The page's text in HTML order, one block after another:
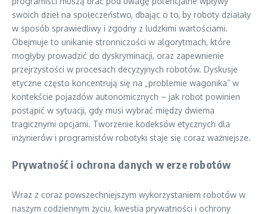
swoich dzieł na społeczeństwo, dbając o to, by roboty działały
w sposób sprawiedliwy i zgodny z ludzkimi wartościami.
Obejmuje to unikanie stronniczości w algorytmach, które
mogłyby prowadzić do dyskryminacji, oraz zapewnienie
przejrzystości w procesach decyzyjnych robotów. Dyskusje
etyczne często koncentrują się na „problemie wagonika” w
kontekście pojazdów autonomicznych – jak robot powinien
postąpić w sytuacji, gdy musi wybrać między dwiema
tragicznymi opcjami. Tworzenie kodeksów etycznych dla
inżynierów i programistów robotyki staje się coraz ważniejsze.
Prywatność i ochrona danych w erze robotów
Wraz z coraz powszechniejszym wykorzystaniem robotów w
naszym codziennym życiu, kwestia prywatności i ochrony